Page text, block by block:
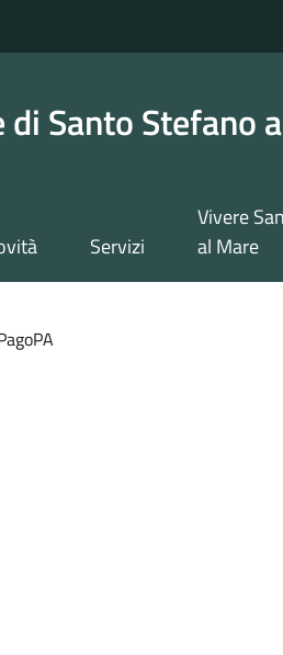
di Santo Stefano
Servizi
Vivere
al Mare